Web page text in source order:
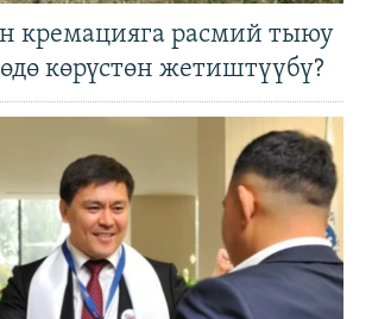
кремацияга расмий тыюу
көрүстөн жетиштүүбү?